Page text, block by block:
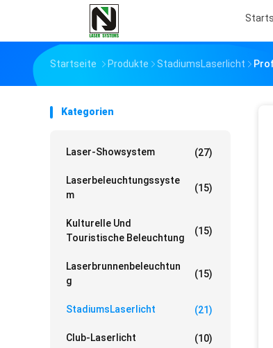
Startseite Produkte StadiumsLaserlicht
Kategorien
Laser-Showsystem (27)
Laserbeleuchtungssyste
M
(15)
Kulturelle Und
Touristische Beleuchtung
(15)
Laserbrunnenbeleuchtun
G
(15)
StadiumsLaserlicht (21)
Club-Laserlicht (10)